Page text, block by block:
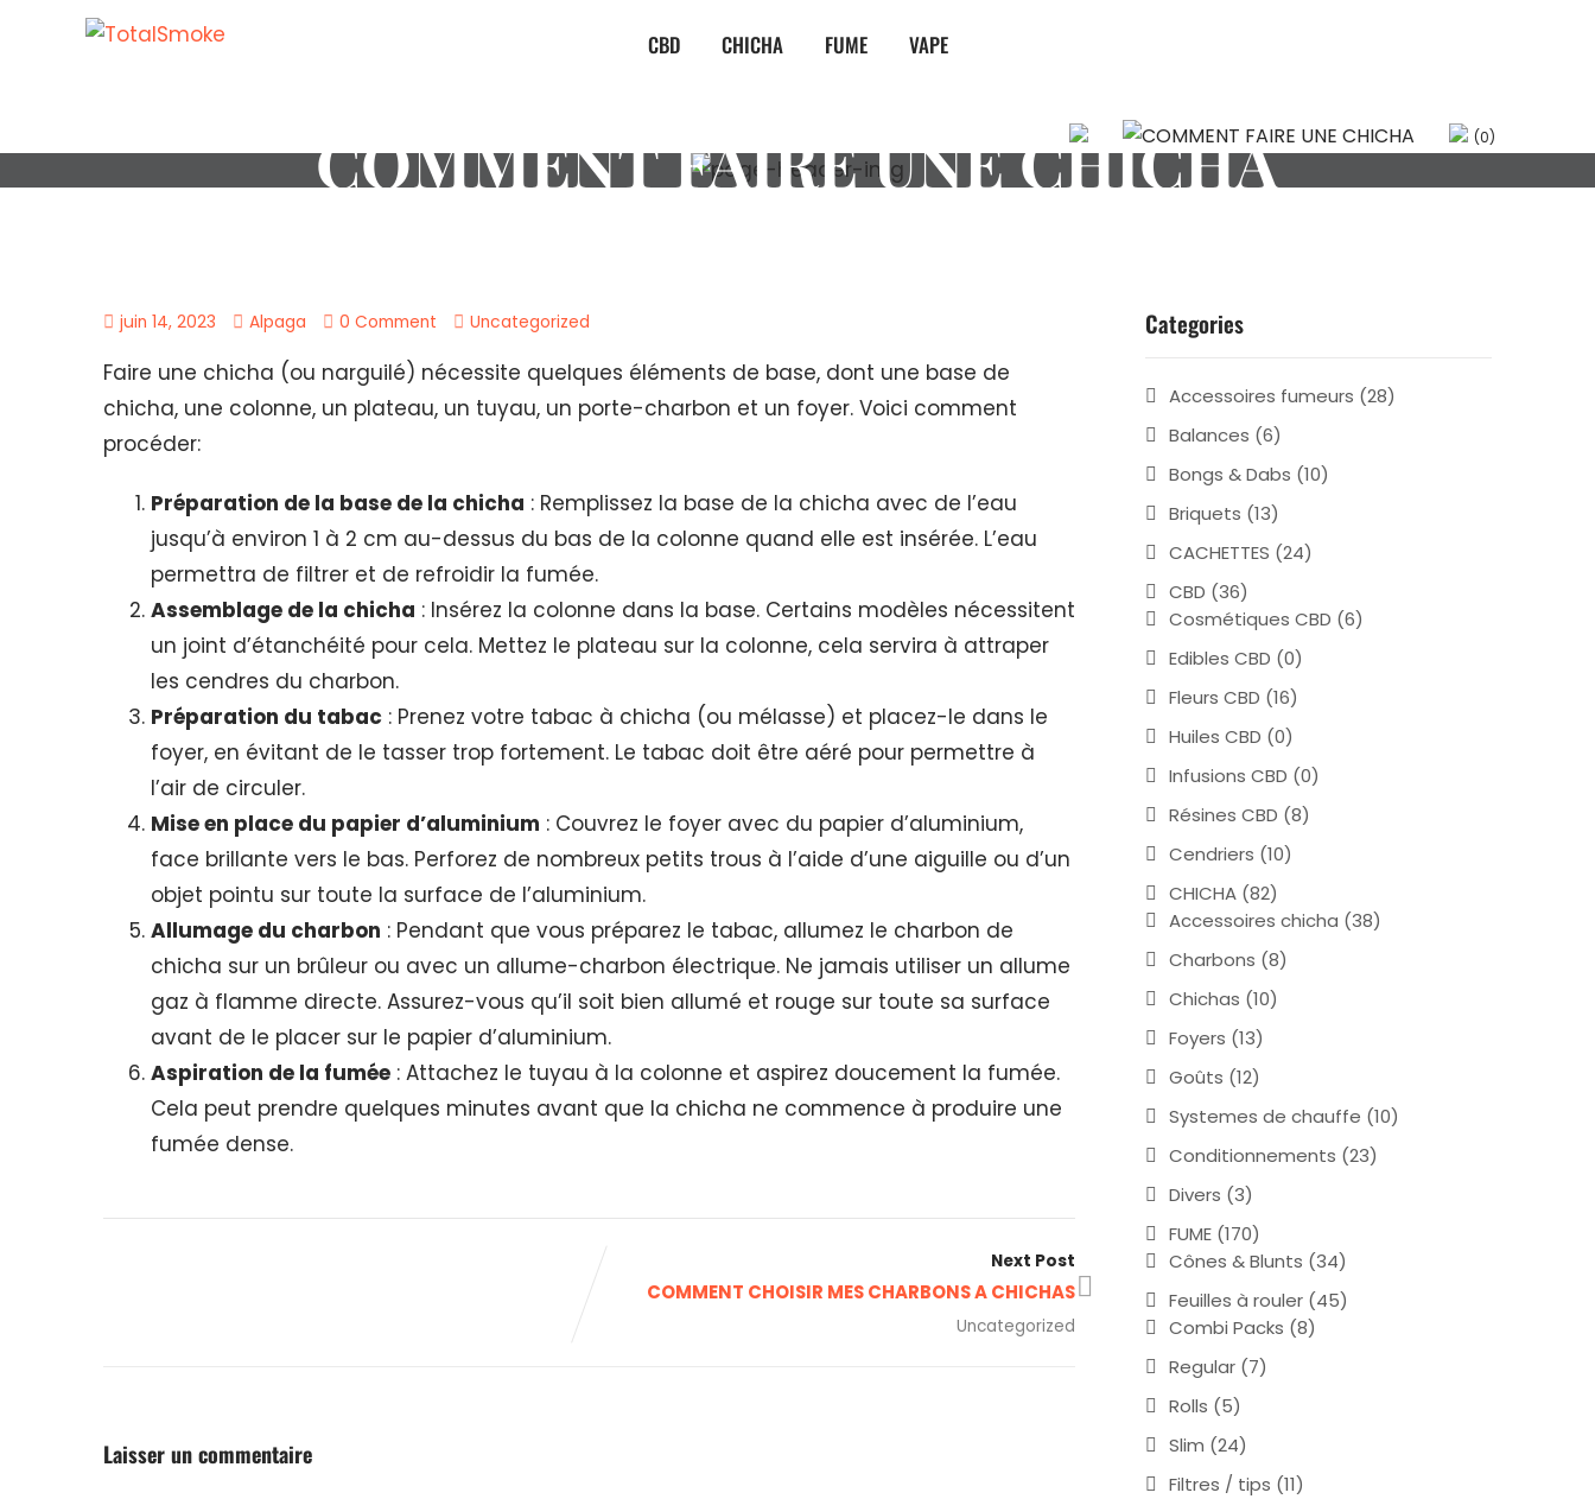
CBD CHICHA FUME VAPE
(0)
COMMENT FAIRE UNE CHICHA
juin 14, 2023 Alpaga 0 Comment Uncategorized
Faire une chicha (ou narguilé) nécessite quelques éléments de base, dont une base de
chicha, une colonne, un plateau, un tuyau, un porte-charbon et un foyer. Voici comment
procéder:
Préparation de la base de la chicha : Remplissez la base de la chicha avec de l’eau
jusqu’à environ 1 à 2 cm au-dessus du bas de la colonne quand elle est insérée. L’eau
permettra de filtrer et de refroidir la fumée.
Assemblage de la chicha : Insérez la colonne dans la base. Certains modèles nécessitent
un joint d’étanchéité pour cela. Mettez le plateau sur la colonne, cela servira à attraper
les cendres du charbon.
Préparation du tabac : Prenez votre tabac à chicha (ou mélasse) et placez-le dans le
foyer, en évitant de le tasser trop fortement. Le tabac doit être aéré pour permettre à
l’air de circuler.
Mise en place du papier d’aluminium : Couvrez le foyer avec du papier d’aluminium,
face brillante vers le bas. Perforez de nombreux petits trous à l’aide d’une aiguille ou d’un
objet pointu sur toute la surface de l’aluminium.
Allumage du charbon : Pendant que vous préparez le tabac, allumez le charbon de
chicha sur un brûleur ou avec un allume-charbon électrique. Ne jamais utiliser un allume
gaz à flamme directe. Assurez-vous qu’il soit bien allumé et rouge sur toute sa surface
avant de le placer sur le papier d’aluminium.
Aspiration de la fumée : Attachez le tuyau à la colonne et aspirez doucement la fumée.
Cela peut prendre quelques minutes avant que la chicha ne commence à produire une
fumée dense.
Next Post
COMMENT CHOISIR MES CHARBONS A CHICHAS
Uncategorized
Laisser un commentaire
Categories
Accessoires fumeurs (28)
Balances (6)
Bongs & Dabs (10)
Briquets (13)
CACHETTES (24)
CBD (36)
Cosmétiques CBD (6)
Edibles CBD (0)
Fleurs CBD (16)
Huiles CBD (0)
Infusions CBD (0)
Résines CBD (8)
Cendriers (10)
CHICHA (82)
Accessoires chicha (38)
Charbons (8)
Chichas (10)
Foyers (13)
Goûts (12)
Systemes de chauffe (10)
Conditionnements (23)
Divers (3)
FUME (170)
Cônes & Blunts (34)
Feuilles à rouler (45)
Combi Packs (8)
Regular (7)
Rolls (5)
Slim (24)
Filtres / tips (11)